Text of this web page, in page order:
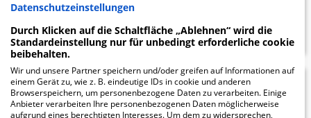
ZUM PROFIL
3.73
St.
Datenschutzeinstellungen
Durch Klicken auf die Schaltfläche „Ablehnen“ wird die
Standardeinstellung nur für unbedingt erforderliche cookie
beibehalten.
Wir und unsere Partner speichern und/oder greifen auf Informationen auf
einem Gerät zu, wie z. B. eindeutige IDs in cookie und anderen
Browserspeichern, um personenbezogene Daten zu verarbeiten. Einige
Anbieter verarbeiten Ihre personenbezogenen Daten möglicherweise
aufgrund eines berechtigten Interesses. Um dem zu widersprechen,